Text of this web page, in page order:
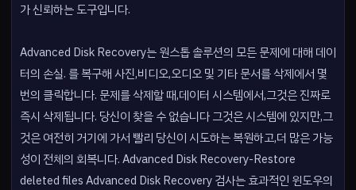
가 신뢰하는 도구입니다.
Advanced Disk Recovery는 원스톱 솔루션의 모든 문제에 대해 데이
터의 손실. 를 복구해 사진,비디오,오디오 및 기타 문서를 삭제에서 몇
번의 클릭합니다. 문제를 삭제할 때,데이터 시스템에서,그것은 진짜로
즉시 삭제됩니다. 당신이 찾을 수 없습니다 그것은 시스템에 있지만,그
것은 여전히 거기에 가서 빨리 당신이 시도하는 복원하고,더 많은 가능
성이 전체의 회복니다. Advanced Disk Recovery-Restore
deleted files Advanced Disk Recovery 검사는 효과적인 윈도우의